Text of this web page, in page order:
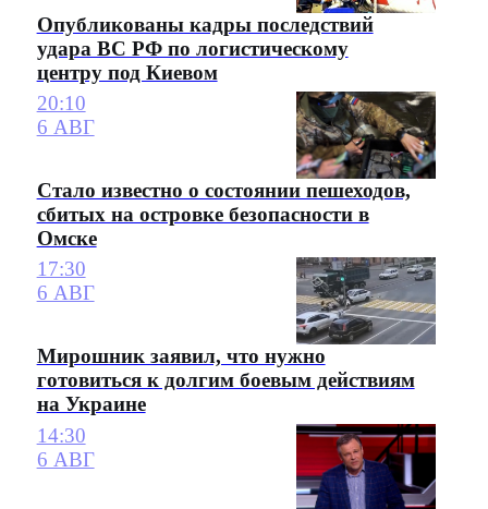
Опубликованы кадры последствий
удара ВС РФ по логистическому
центру под Киевом
20:10
6 АВГ
Стало известно о состоянии пешеходов,
сбитых на островке безопасности в
Омске
17:30
6 АВГ
Мирошник заявил, что нужно
готовиться к долгим боевым действиям
на Украине
14:30
6 АВГ